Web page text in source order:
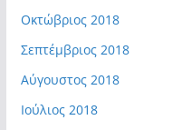
Οκτώβριος 2018
Σεπτέμβριος 2018
Αύγουστος 2018
Ιούλιος 2018